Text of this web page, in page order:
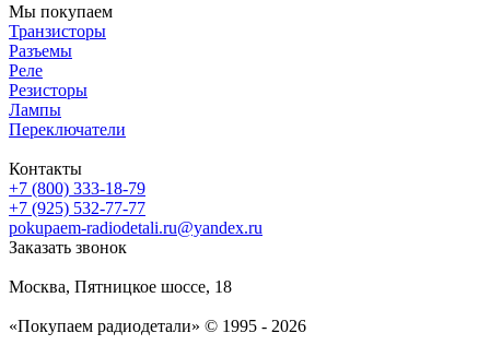
Мы покупаем
Транзисторы
Разъемы
Реле
Резисторы
Лампы
Переключатели
Контакты
+7 (800) 333-18-79
+7 (925) 532-77-77
pokupaem-radiodetali.ru@yandex.ru
Заказать звонок
Москва, Пятницкое шоссе, 18
«Покупаем радиодетали» © 1995 - 2026